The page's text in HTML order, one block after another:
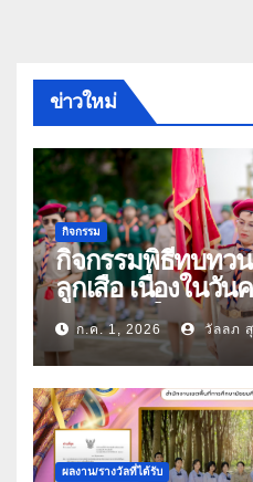
ข่าวใหม่
กิจกรรม
กิจกรรมพิธีทบทว
ลูกเสือ เนื่องในวั
คณะลูกเสือแห่งช
ก.ค. 1, 2026 วัลลภ
ผลงาน/รางวัลที่ได้รับ